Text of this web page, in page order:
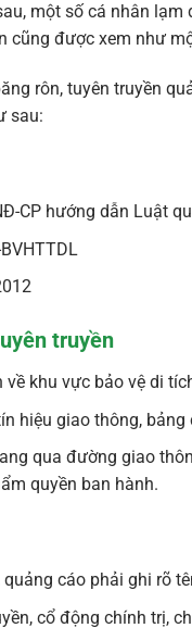
một số cá nhân
cũng được xem như
rôn, tuyên truyền
sau:
CP hướng dẫn Luật
truyền
khu vực bảo vệ di
hiệu giao thông, bảng
qua đường giao
quyền ban hành.
quảng cáo phải ghi rõ
cổ động chính trị,